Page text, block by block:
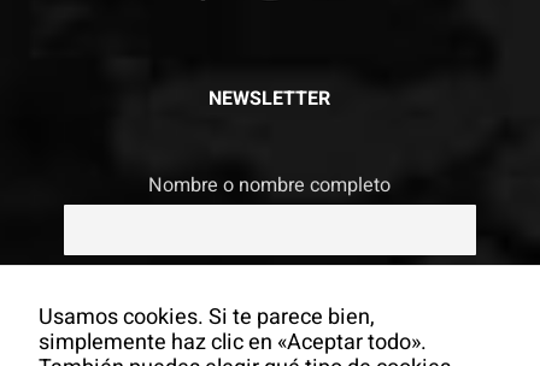
NEWSLETTER
Nombre o nombre completo
Usamos cookies. Si te parece bien,
simplemente haz clic en «Aceptar todo».